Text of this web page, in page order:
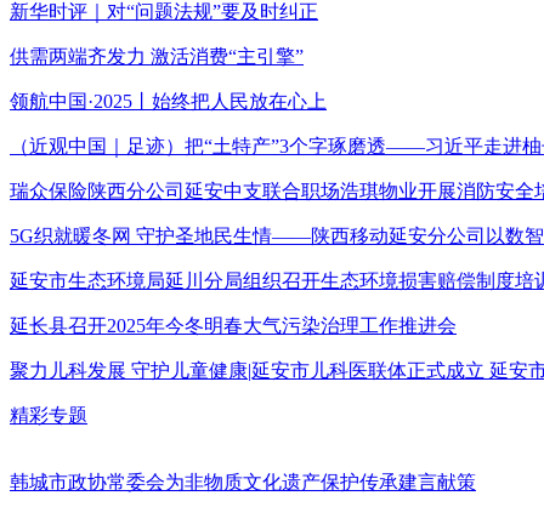
新华时评｜对“问题法规”要及时纠正
供需两端齐发力 激活消费“主引擎”
领航中国·2025丨始终把人民放在心上
（近观中国｜足迹）把“土特产”3个字琢磨透——习近平走进
瑞众保险陕西分公司延安中支联合职场浩琪物业开展消防安全
5G织就暖冬网 守护圣地民生情——陕西移动延安分公司以数
延安市生态环境局延川分局组织召开生态环境损害赔偿制度培
延长县召开2025年今冬明春大气污染治理工作推进会
聚力儿科发展 守护儿童健康|延安市儿科医联体正式成立 延安
精彩专题
韩城市政协常委会为非物质文化遗产保护传承建言献策